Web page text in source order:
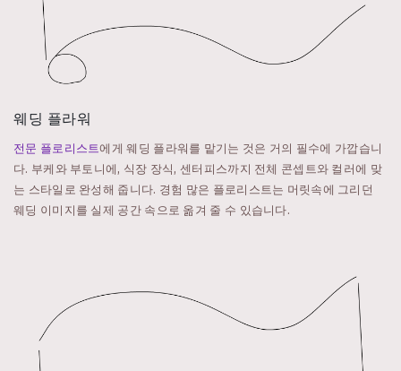
웨딩 플라워
전문 플로리스트에게 웨딩 플라워를 맡기는 것은 거의 필수에 가깝습니
다. 부케와 부토니에, 식장 장식, 센터피스까지 전체 콘셉트와 컬러에 맞
는 스타일로 완성해 줍니다. 경험 많은 플로리스트는 머릿속에 그리던
웨딩 이미지를 실제 공간 속으로 옮겨 줄 수 있습니다.